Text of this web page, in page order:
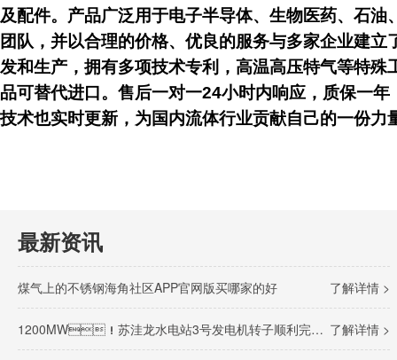
及配件。产品广泛用于电子半导体、生物医药、石油
团队，并以合理的价格、优良的服务与多家企业建立
发和生产，拥有多项技术专利，高温高压特气等特殊
品可替代进口。售后一对一24小时内响应，质保一年
技术也实时更新，为国内流体行业贡献自己的一份力量
最新资讯
了解详情 >
煤气上的不锈钢海角社区APP官网版买哪家的好
了解详情 >
1200MW！苏洼龙水电站3号发电机转子顺利完成吊装